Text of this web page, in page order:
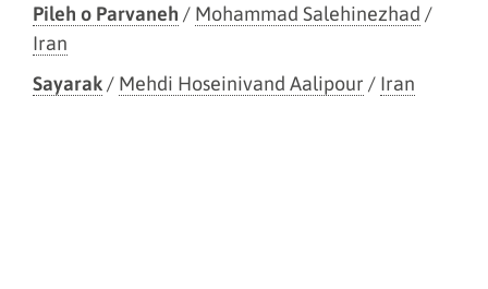
Pileh o Parvaneh / Mohammad Salehinezhad /
Iran
Sayarak/ Mehdi Hoseinivand Aalipour / Iran